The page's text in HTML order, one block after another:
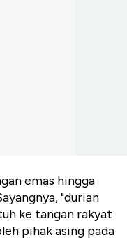
emas hingga
"durian
ke tangan rakyat
pihak asing pada